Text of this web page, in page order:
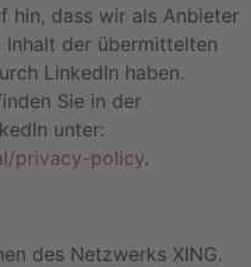
hin, dass wir als Anbieter
Inhalt der übermittelten
LinkedIn haben.
Sie in der
unter:
privacy-policy.
des Netzwerks XING.